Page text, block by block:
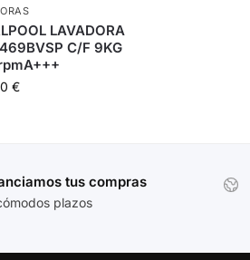
LAVADORA
C/F 9KG
€
tus compras
plazos